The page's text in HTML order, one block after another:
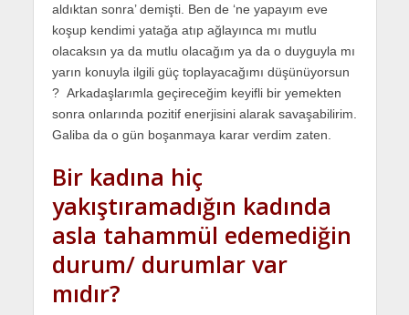
aldıktan sonra’ demişti. Ben de ‘ne yapayım eve
koşup kendimi yatağa atıp ağlayınca mı mutlu
olacaksın ya da mutlu olacağım ya da o duyguyla mı
yarın konuyla ilgili güç toplayacağımı düşünüyorsun
? Arkadaşlarımla geçireceğim keyifli bir yemekten
sonra onlarında pozitif enerjisini alarak savaşabilirim.
Galiba da o gün boşanmaya karar verdim zaten.
Bir kadına hiç
yakıştıramadığın kadında
asla tahammül edemediğin
durum/ durumlar var
mıdır?